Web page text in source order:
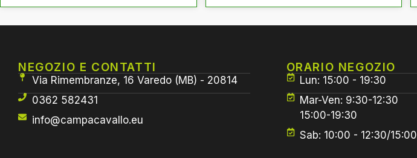
NEGOZIO E CONTATTI
Via Rimembranze, 16 Varedo (MB) - 20814
0362 582431
info@campacavallo.eu
ORARIO NEGOZIO
Lun: 15:00 - 19:30
Mar-Ven: 9:30-12:30
15:00-19:30
Sab: 10:00 - 12:30/